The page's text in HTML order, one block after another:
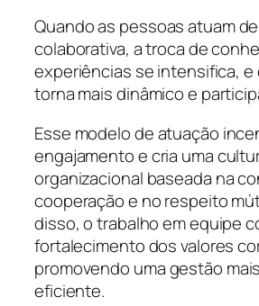
Quando as pessoas atuam
colaborativa, a troca de
experiências se intensifica, e
torna mais dinâmico e
Esse modelo de atuação
engajamento e cria uma
organizacional baseada na
cooperação e no respeito
disso, o trabalho em equipe
fortalecimento dos valores
promovendo uma gestão
eficiente.